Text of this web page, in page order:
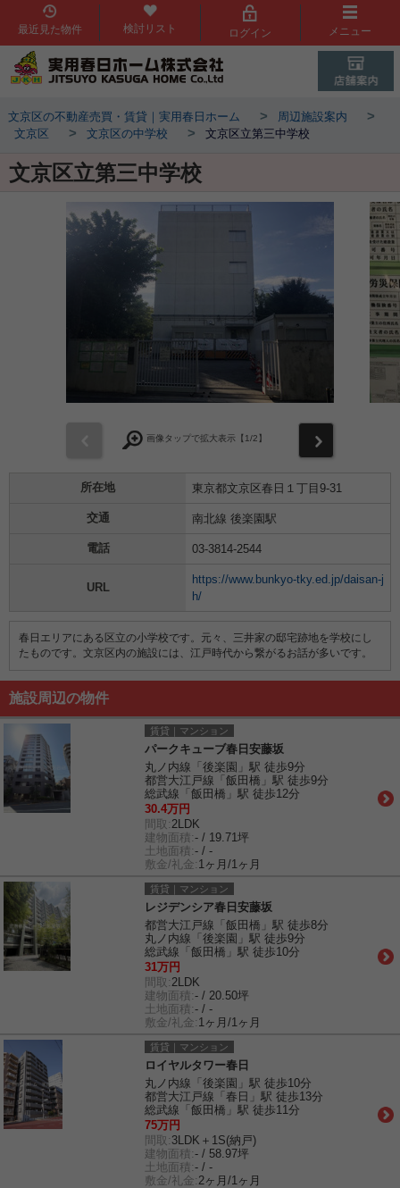
最近見た物件 検討リスト ログイン メニュー
文京区の不動産売買・賃貸｜実用春日ホーム > 周辺施設案内 >
文京区 > 文京区の中学校 > 文京区立第三中学校
文京区立第三中学校
画像タップで拡大表示【 1/2】
所在地 東京都文京区春日１丁目9-31
交通 南北線 後楽園駅
電話 03-3814-2544
URL
https://www.bunkyo-tky.ed.jp/daisan-j
h/
春日エリアにある区立の小学校です。元々、三井家の邸宅跡地を学校にし
たものです。文京区内の施設には、江戸時代から繋がるお話が多いです。
施設周辺の物件
賃貸｜マンション
パークキューブ春日安藤坂
丸ノ内線「後楽園」駅 徒歩9分
都営大江戸線「飯田橋」駅 徒歩9分
総武線「飯田橋」駅 徒歩12分
30.4万円
間取: 2LDK
建物面積:- / 19.71坪
土地面積:- / -
敷金/礼金: 1ヶ月/1ヶ月
賃貸｜マンション
レジデンシア春日安藤坂
都営大江戸線「飯田橋」駅 徒歩8分
丸ノ内線「後楽園」駅 徒歩9分
総武線「飯田橋」駅 徒歩10分
31万円
間取: 2LDK
建物面積:- / 20.50坪
土地面積:- / -
敷金/礼金: 1ヶ月/1ヶ月
賃貸｜マンション
ロイヤルタワー春日
丸ノ内線「後楽園」駅 徒歩10分
都営大江戸線「春日」駅 徒歩13分
総武線「飯田橋」駅 徒歩11分
75万円
間取: 3LDK＋1S(納戸)
建物面積:- / 58.97坪
土地面積:- / -
敷金/礼金: 2ヶ月/1ヶ月